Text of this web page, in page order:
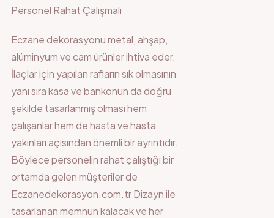
Personel Rahat Çalışmalı
Eczane dekorasyonu metal, ahşap,
alüminyum ve cam ürünler ihtiva eder.
İlaçlar için yapılan rafların sık olmasının
yanı sıra kasa ve bankonun da doğru
şekilde tasarlanmış olması hem
çalışanlar hem de hasta ve hasta
yakınları açısından önemli bir ayrıntıdır.
Böylece personelin rahat çalıştığı bir
ortamda gelen müşteriler de
Eczanedekorasyon.com.tr Dizayn ile
tasarlanan memnun kalacak ve her